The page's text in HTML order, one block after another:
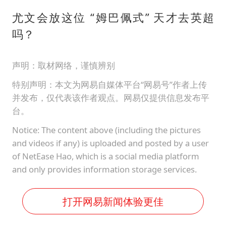
尤文会放这位 “姆巴佩式” 天才去英超
吗？
声明：取材网络，谨慎辨别
特别声明：本文为网易自媒体平台“网易号”作者上传
并发布，仅代表该作者观点。网易仅提供信息发布平
台。
Notice: The content above (including the pictures
and videos if any) is uploaded and posted by a user
of NetEase Hao, which is a social media platform
and only provides information storage services.
打开网易新闻体验更佳